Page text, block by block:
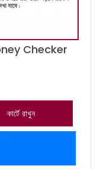
Checker
কার্টে রাখুন